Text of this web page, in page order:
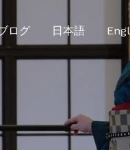
ログ 日本語